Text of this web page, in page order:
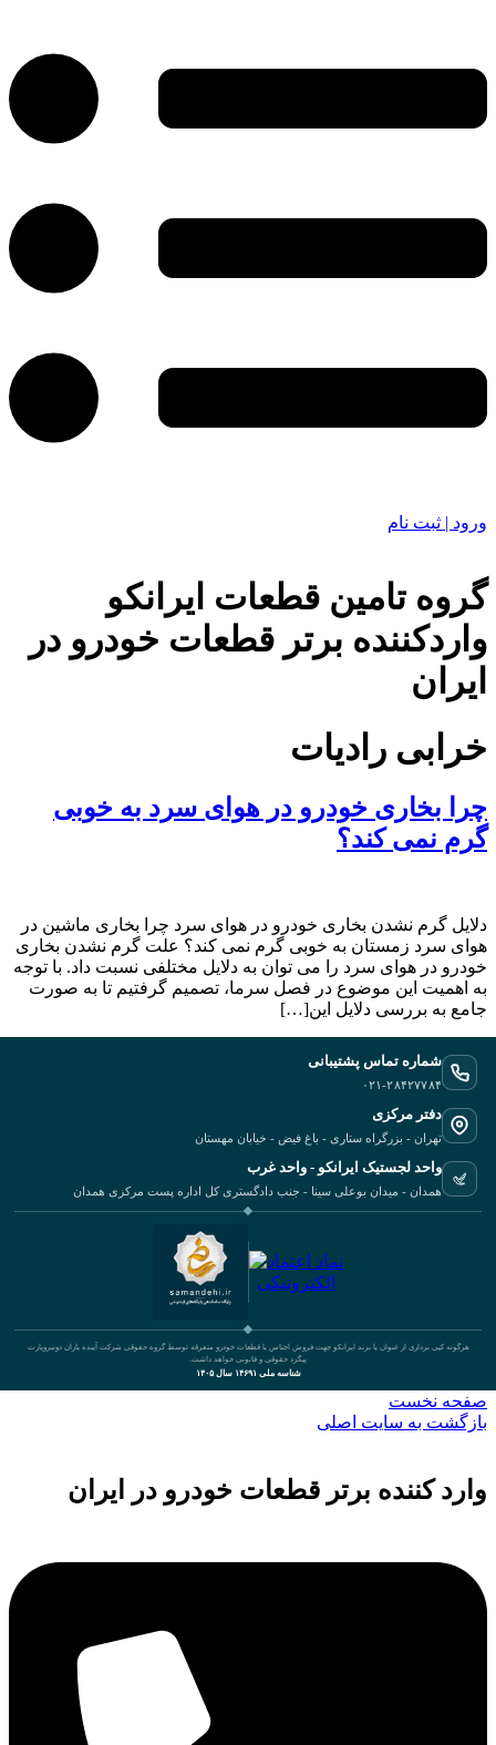
ورود | ثبت نام
گروه تامین قطعات ایرانکو
واردکننده برتر قطعات خودرو در
ایران
خرابی رادیات
چرا بخاری خودرو در هوای سرد به خوبی
گرم نمی کند؟
دلایل گرم نشدن بخاری خودرو در هوای سرد چرا بخاری ماشین در
هوای سرد زمستان به خوبی گرم نمی کند؟ علت گرم نشدن بخاری
‬جامع‭ ‬به‭ ‬بررسی‭ ‬دلایل‭ ‬این‭ […]
شماره تماس پشتیبانی
۰۲۱-۲۸۴۲۷۷۸۴
دفتر مرکزی
تهران - بزرگراه ستاری - باغ فیض - خیابان مهستان
واحد لجستیک ایرانکو - واحد غرب
همدان - میدان بوعلی سینا - جنب دادگستری کل اداره پست مرکزی همدان
هرگونه کپی برداری از عنوان یا برند ایرانکو جهت فروش اجناس یا قطعات خودرو متفرقه توسط گروه حقوقی شرکت آینده یاران دونیروپارت
پیگرد حقوقی و قانونی خواهد داشت.
شناسه ملی ۱۴۶۹۱ سال ۱۴۰۵
صفحه نخست
بازگشت به سایت اصلی
وارد کننده برتر قطعات خودرو در ایران